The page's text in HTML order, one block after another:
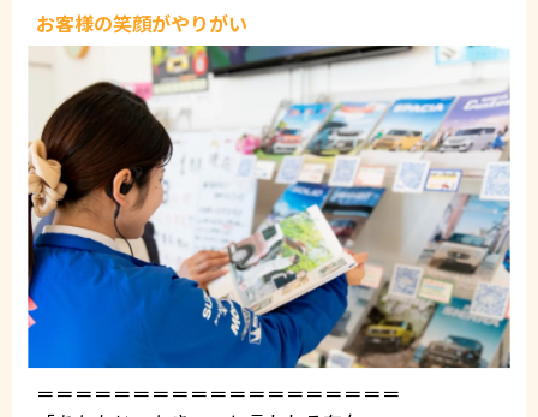
お客様の笑顔がやりがい
＝＝＝＝＝＝＝＝＝＝＝＝＝＝＝＝＝＝＝